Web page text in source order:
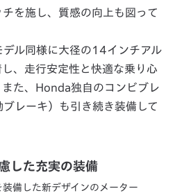
を施し、質感の向上も図って
デル同様に大径の14インチアル
、走行安定性と快適な乗り心
また、Honda独自のコンビブレ
レーキ）も引き続き装備して
した充実の装備
備した新デザインのメーター